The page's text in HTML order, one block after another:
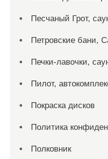
Песчаный Грот,
Петровские бани,
Печки-лавочки,
Пилот,
Покраска дисков
Политика
Полковник